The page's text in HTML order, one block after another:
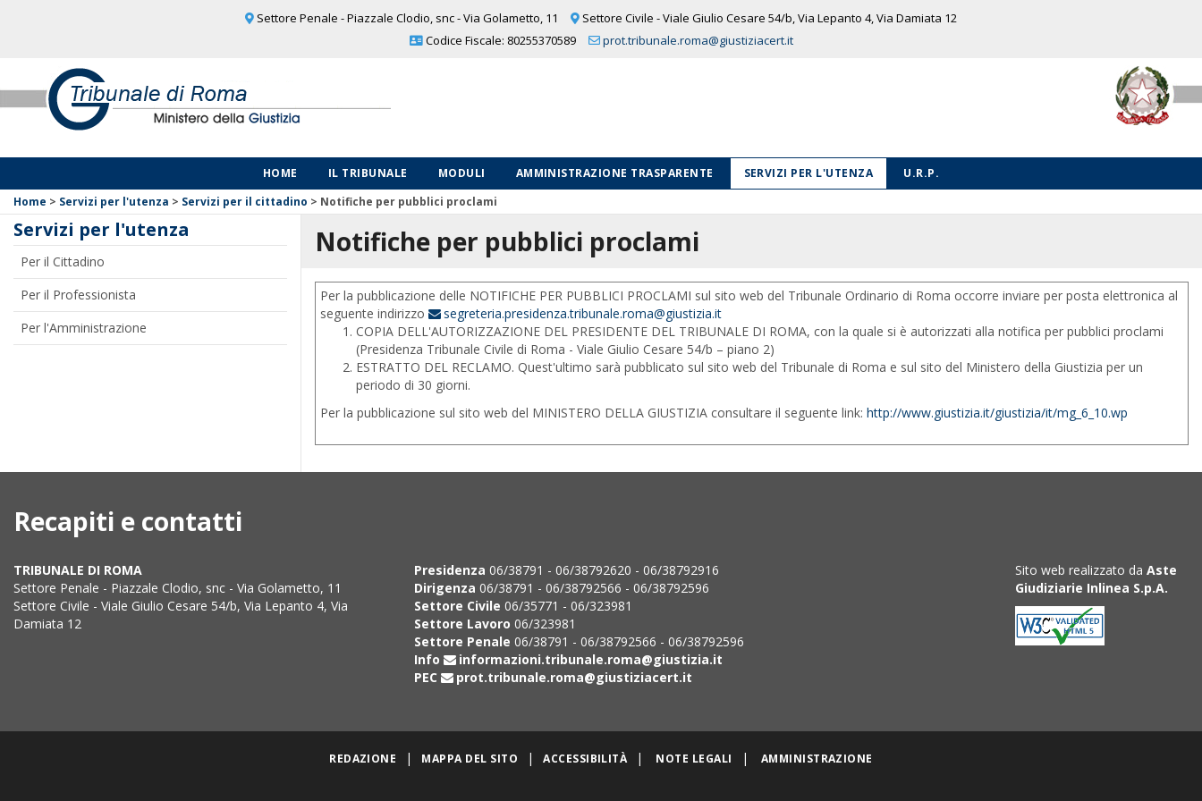
Settore Penale - Piazzale Clodio, snc - Via Golametto, 11
Settore Civile - Viale Giulio Cesare 54/b, Via Lepanto 4, Via Damiata 12
Codice Fiscale: 80255370589
prot.tribunale.roma@giustiziacert.it
HOME IL TRIBUNALE MODULI AMMINISTRAZIONE TRASPARENTE SERVIZI PER L'UTENZA
U.R.P.
Home > Servizi per l'utenza > Servizi per il cittadino > Notifiche per pubblici proclami
Servizi per l'utenza
Per il Cittadino
Per il Professionista
Per l'Amministrazione
Notifiche per pubblici proclami
Per la pubblicazione delle NOTIFICHE PER PUBBLICI PROCLAMI sul sito web del Tribunale Ordinario di Roma occorre inviare per posta elettronica al
seguente indirizzo
segreteria.presidenza.tribunale.roma@giustizia.it
COPIA DELL'AUTORIZZAZIONE DEL PRESIDENTE DEL TRIBUNALE DI ROMA, con la quale si è autorizzati alla notifica per pubblici proclami
(Presidenza Tribunale Civile di Roma - Viale Giulio Cesare 54/b – piano 2)
ESTRATTO DEL RECLAMO. Quest'ultimo sarà pubblicato sul sito web del Tribunale di Roma e sul sito del Ministero della Giustizia per un
periodo di 30 giorni.
Per la pubblicazione sul sito web del MINISTERO DELLA GIUSTIZIA consultare il seguente link: http://www.giustizia.it/giustizia/it/mg_6_10.wp
Recapiti e contatti
TRIBUNALE DI ROMA
Settore Penale - Piazzale Clodio, snc - Via Golametto, 11
Settore Civile - Viale Giulio Cesare 54/b, Via Lepanto 4, Via
Damiata 12
Presidenza 06/38791 - 06/38792620 - 06/38792916
Dirigenza 06/38791 - 06/38792566 - 06/38792596
Settore Civile 06/35771 - 06/323981
Settore Lavoro 06/323981
Settore Penale 06/38791 - 06/38792566 - 06/38792596
Info
informazioni.tribunale.roma@giustizia.it
PEC
prot.tribunale.roma@giustiziacert.it
Sito web realizzato da Aste
Giudiziarie Inlinea S.p.A.
REDAZIONE | MAPPA DEL SITO | ACCESSIBILITÀ | NOTE LEGALI | AMMINISTRAZIONE